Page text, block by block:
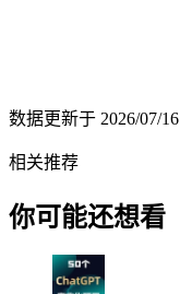
数据更新于 2026/07/16
相关推荐
你可能还想看